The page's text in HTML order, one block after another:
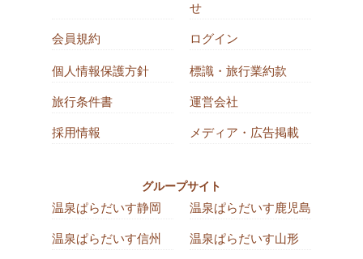
せ
会員規約 ログイン
個人情報保護方針 標識・旅行業約款
旅行条件書 運営会社
採用情報 メディア・広告掲載
グループサイト
温泉ぱらだいす静岡 温泉ぱらだいす鹿児島
温泉ぱらだいす信州 温泉ぱらだいす山形